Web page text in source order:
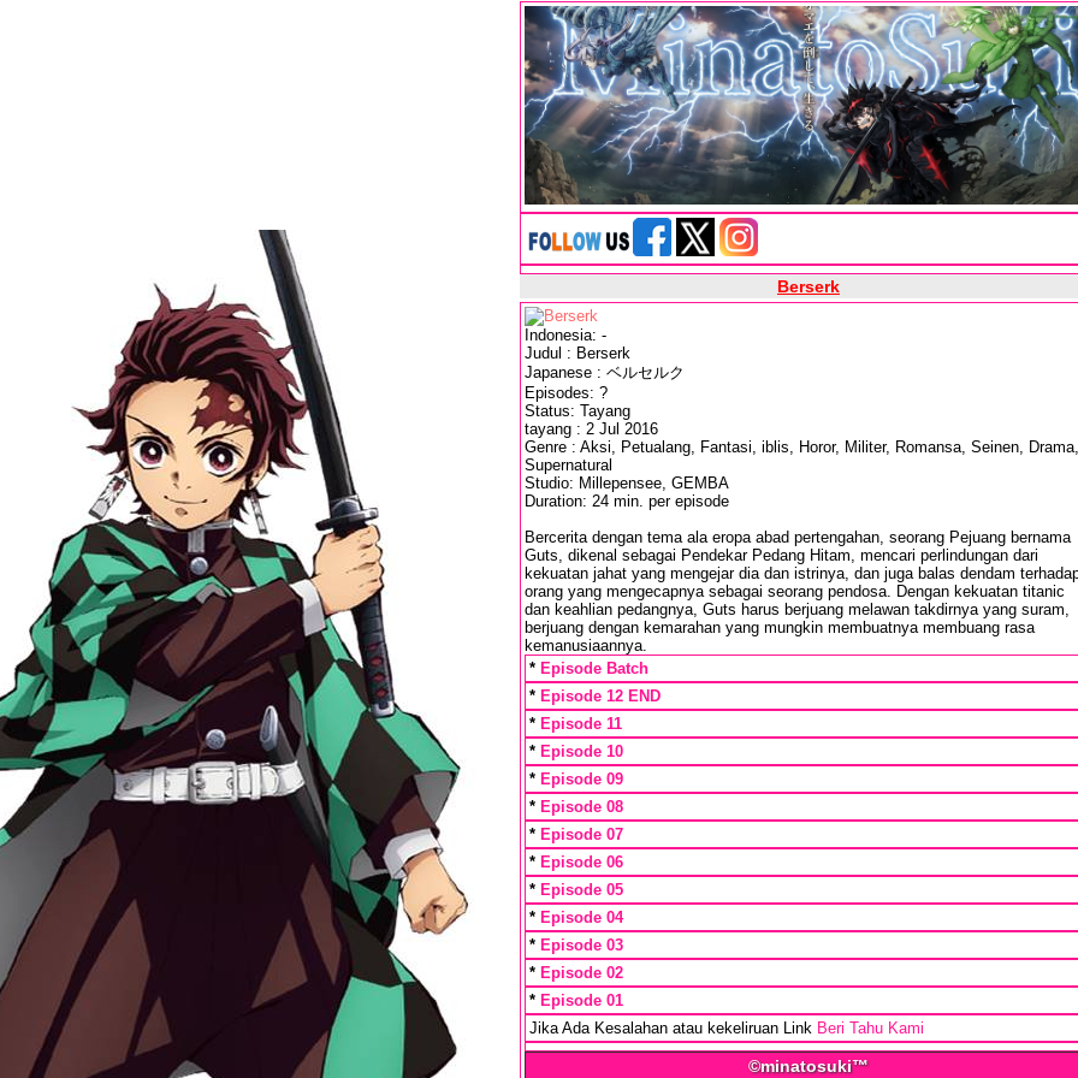
Berserk
Indonesia: -
Judul : Berserk
Japanese : ベルセルク
Episodes: ?
Status: Tayang
tayang : 2 Jul 2016
Genre : Aksi, Petualang, Fantasi, iblis, Horor, Militer, Romansa, Seinen, Drama,
Supernatural
Studio: Millepensee, GEMBA
Duration: 24 min. per episode
Bercerita dengan tema ala eropa abad pertengahan, seorang Pejuang bernama
Guts, dikenal sebagai Pendekar Pedang Hitam, mencari perlindungan dari
kekuatan jahat yang mengejar dia dan istrinya, dan juga balas dendam
orang yang mengecapnya sebagai seorang pendosa. Dengan kekuatan titanic
dan keahlian pedangnya, Guts harus berjuang melawan takdirnya yang suram,
berjuang dengan kemarahan yang mungkin membuatnya membuang rasa
kemanusiaannya.
* Episode Batch
* Episode 12 END
* Episode 11
* Episode 10
* Episode 09
* Episode 08
* Episode 07
* Episode 06
* Episode 05
* Episode 04
* Episode 03
* Episode 02
* Episode 01
Jika Ada Kesalahan atau kekeliruan Link Beri Tahu Kami
©minatosuki™